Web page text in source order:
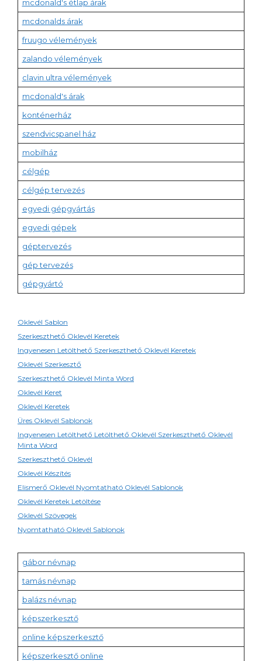
mcdonald's étlap árak
mcdonalds árak
fruugo vélemények
zalando vélemények
clavin ultra vélemények
mcdonald's árak
konténerház
szendvicspanel ház
mobilház
célgép
célgép tervezés
egyedi gépgyártás
egyedi gépek
géptervezés
gép tervezés
gépgyártó
Oklevél Sablon
Szerkeszthető Oklevél Keretek
Ingyenesen Letölthető Szerkeszthető Oklevél Keretek
Oklevél Szerkesztő
Szerkeszthető Oklevél Minta Word
Oklevél Keret
Oklevél Keretek
Üres Oklevél Sablonok
Ingyenesen Letölthető Letölthető Oklevél Szerkeszthető Oklevél
Minta Word
Szerkeszthető Oklevél
Oklevél Készítés
Elismerő Oklevél Nyomtatható Oklevél Sablonok
Oklevél Keretek Letöltése
Oklevél Szövegek
Nyomtatható Oklevél Sablonok
gábor névnap
tamás névnap
balázs névnap
képszerkesztő
online képszerkesztő
képszerkesztő online